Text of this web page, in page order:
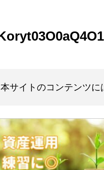
サイトのコンテンツに